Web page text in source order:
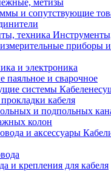
и сопутствующие
приборы и
и электроника
паяльное и сварочное
кабеля
и подпольных
колон
и крепления для кабеля